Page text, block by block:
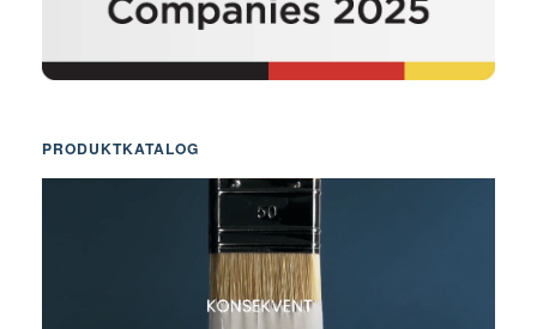
PRODUKTKATALOG